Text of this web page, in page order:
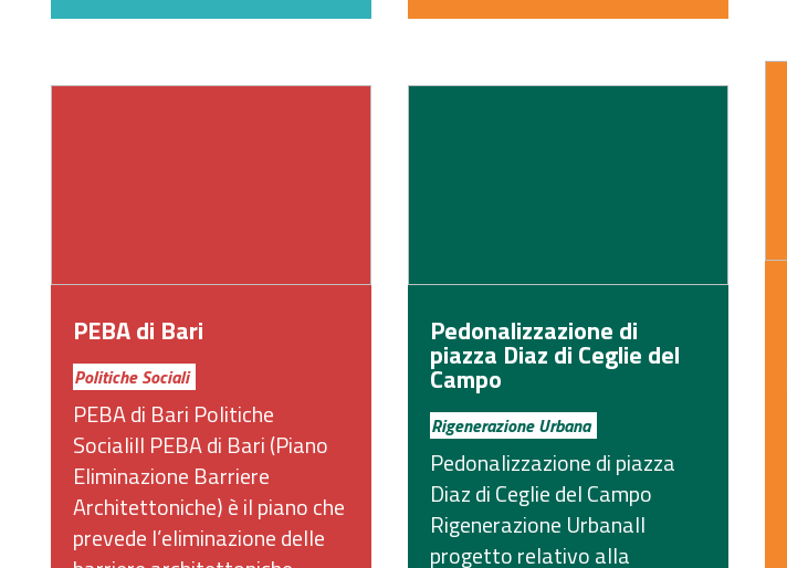
PEBA di Bari
Politiche Sociali
PEBA di Bari Politiche
SocialiIl PEBA di Bari (Piano
Eliminazione Barriere
Architettoniche) è il piano che
prevede l’eliminazione delle
Pedonalizzazione di
piazza Diaz di Ceglie del
Campo
Rigenerazione Urbana
Pedonalizzazione di piazza
Diaz di Ceglie del Campo
Rigenerazione UrbanaIl
progetto relativo alla